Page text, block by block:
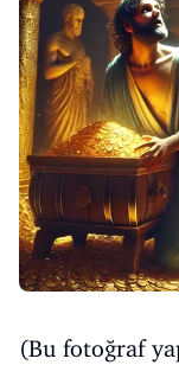
(Bu fotoğraf